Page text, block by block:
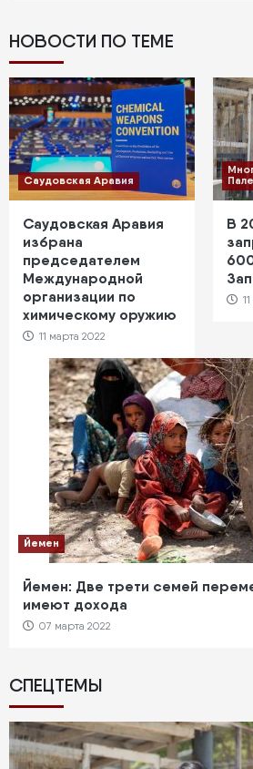
НОВОСТИ ПО ТЕМЕ
Саудовская Аравия
Саудовская Аравия
избрана
председателем
Международной
организации по
химическому оружию
11 марта 2022
В
Йемен
Йемен: Две трети семей
имеют дохода
07 марта 2022
СПЕЦТЕМЫ